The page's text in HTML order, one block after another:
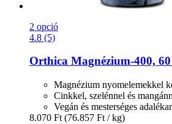
2 opció
4.8 (5)
Orthica Magnézium-​400,
Magnézium nyomelemekkel
Cinkkel, szelénnel és
Vegán és mesterséges
8.070 Ft (76.857 Ft / kg)